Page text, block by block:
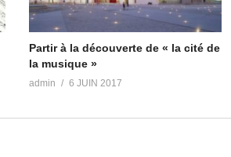
Partir à la découverte de « la cité de
la musique »
admin 6 JUIN 2017